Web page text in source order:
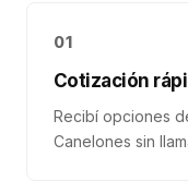
01
Cotización
Recibí opciones
Canelones sin